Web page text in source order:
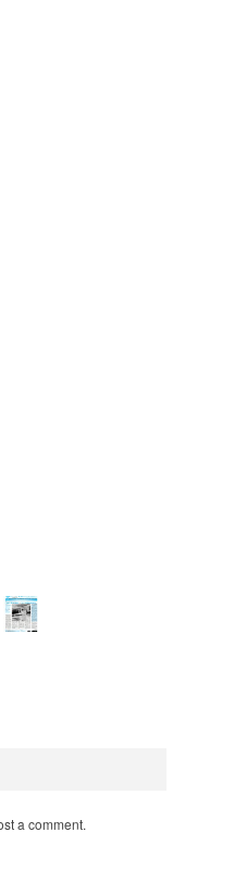
a comment.